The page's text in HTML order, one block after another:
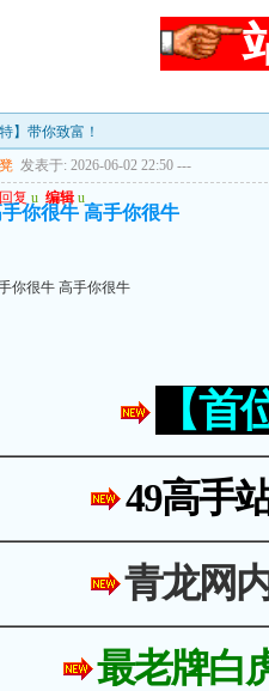
】带你致富！
发表于: 2026-06-02 22:50 ---
回复 u 编辑 u
你很牛 高手你很牛
你很牛 高手你很牛
【
49高手
青龙网
最老牌白